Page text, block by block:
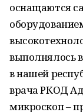
оснащаются
выполнялось
в нашей
врача РКОД
микроскоп –